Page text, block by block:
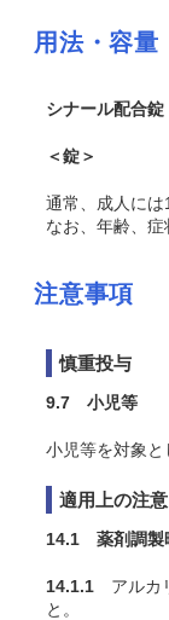
用法・容量
シナール配合錠
＜錠＞
通常、成人には
なお、年齢、症
注意事項
慎重投与
9.7 小児等
小児等を対象と
適用上の注意
14.1 薬剤調製
14.1.1 アルカ
と。